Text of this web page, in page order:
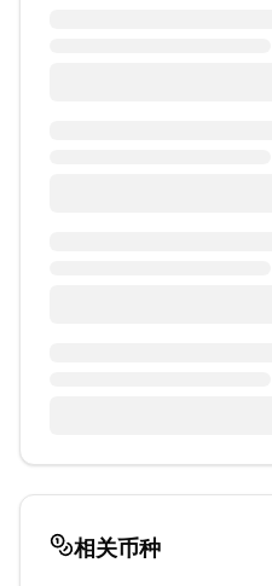
相关币种